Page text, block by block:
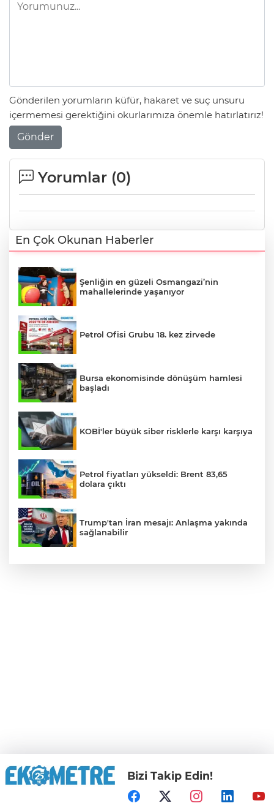
Gönderilen yorumların küfür, hakaret ve suç unsuru
içermemesi gerektiğini okurlarımıza önemle hatırlatırız!
Gönder
Yorumlar (0)
En Çok Okunan Haberler
Şenliğin en güzeli Osmangazi’nin
mahallelerinde yaşanıyor
Petrol Ofisi Grubu 18. kez zirvede
Bursa ekonomisinde dönüşüm hamlesi
başladı
KOBİ'ler büyük siber risklerle karşı karşıya
Petrol fiyatları yükseldi: Brent 83,65
dolara çıktı
Trump'tan İran mesajı: Anlaşma yakında
sağlanabilir
Bizi Takip Edin!